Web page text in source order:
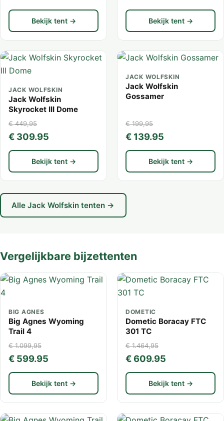
Bekijk tent → Bekijk tent →
JACK WOLFSKIN
Jack Wolfskin
Skyrocket III Dome
€ 449,95
€ 309.95
Bekijk tent →
JACK WOLFSKIN
Jack Wolfskin
Gossamer
€ 199,95
€ 139.95
Bekijk tent →
Alle Jack Wolfskin tenten →
Vergelijkbare bijzettenten
BIG AGNES
Big Agnes Wyoming
Trail 4
€ 1.099,95
€ 599.95
Bekijk tent →
DOMETIC
Dometic Boracay FTC
301 TC
€ 1.464,95
€ 609.95
Bekijk tent →